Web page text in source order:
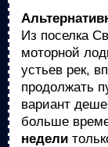
Из поселка
моторной
устьев рек,
продолжать
вариант
больше
недели